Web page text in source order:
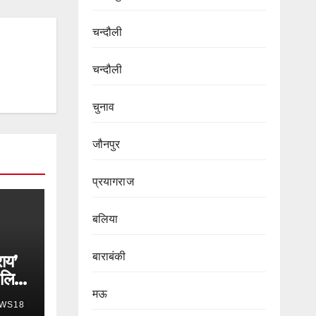
चन्दौली
चन्दौली
चुनाव
जौनपुर
प्रयागराज
बलिया
बाराबंकी
मऊ